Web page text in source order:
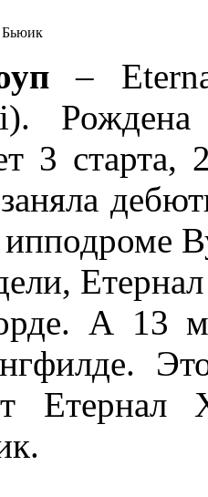
Бьюик
–
3 старта,
А 13